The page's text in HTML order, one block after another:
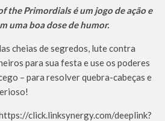
the Primordials é um jogo de ação e
uma boa dose de humor.
cheias de segredos, lute contra
para sua festa e use os poderes
– para resolver quebra-cabeças e
click.linksynergy.com/deeplink?